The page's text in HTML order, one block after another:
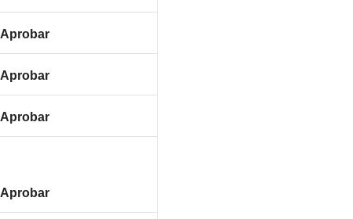
Aprobar
Aprobar
Aprobar
Aprobar